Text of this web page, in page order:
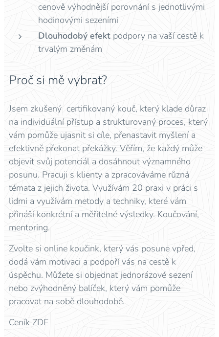
cenově výhodnější porovnání s jednotlivými
hodinovými sezeními
Dlouhodobý efekt podpory na vaší cestě k
trvalým změnám
Proč si mě vybrat?
Jsem zkušený certifikovaný kouč, který klade důraz
na individuální přístup a strukturovaný proces, který
vám pomůže ujasnit si cíle, přenastavit myšlení a
efektivně překonat překážky. Věřím, že každý může
objevit svůj potenciál a dosáhnout významného
posunu. Pracuji s klienty a zpracováváme různá
témata z jejich života. Využívám 20 praxi v práci s
lidmi a využívám metody a techniky, které vám
přináší konkrétní a měřitelné výsledky. Koučování,
mentoring.
Zvolte si online koučink, který vás posune vpřed,
dodá vám motivaci a podpoří vás na cestě k
úspěchu. Můžete si objednat jednorázové sezení
nebo zvýhodněný balíček, který vám pomůže
pracovat na sobě dlouhodobě.
Ceník ZDE